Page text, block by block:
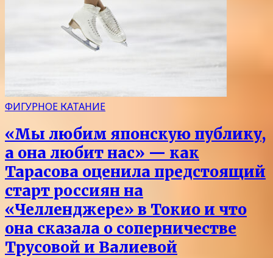
ФИГУРНОЕ КАТАНИЕ
«Мы любим японскую публику,
а она любит нас» — как
Тарасова оценила предстоящий
старт россиян на
«Челленджере» в Токио и что
она сказала о соперничестве
Трусовой и Валиевой